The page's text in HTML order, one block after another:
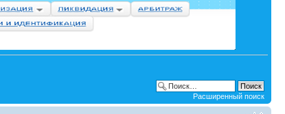
Расширенный поиск